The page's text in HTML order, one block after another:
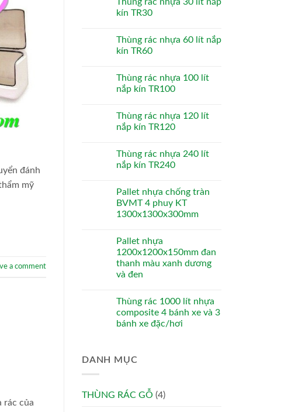
đánh
mỹ
a comment
rác của
kín TR30
Thùng rác nhựa 60 lít nắp
kín TR60
Thùng rác nhựa 100 lít
nắp kín TR100
Thùng rác nhựa 120 lít
nắp kín TR120
Thùng rác nhựa 240 lít
nắp kín TR240
Pallet nhựa chống tràn
BVMT 4 phuy KT
1300x1300x300mm
Pallet nhựa
1200x1200x150mm đan
thanh màu xanh dương
và đen
Thùng rác 1000 lít nhựa
composite 4 bánh xe và 3
bánh xe đặc/hơi
DANH MỤC
THÙNG RÁC GỖ (4)